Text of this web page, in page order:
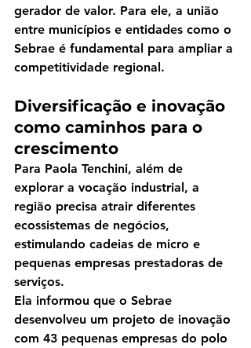
gerador de valor. Para ele, a união
entre municípios e entidades como o
Sebrae é fundamental para ampliar a
competitividade regional.
Diversificação e inovação
como caminhos para o
crescimento
Para Paola Tenchini, além de
explorar a vocação industrial, a
região precisa atrair diferentes
ecossistemas de negócios,
estimulando cadeias de micro e
pequenas empresas prestadoras de
serviços.
Ela informou que o Sebrae
desenvolveu um projeto de inovação
com 43 pequenas empresas do polo